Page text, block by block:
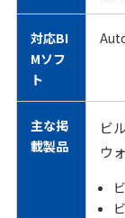
対応BI
Mソフ
ト
主な掲
載製品
ビ
ウ